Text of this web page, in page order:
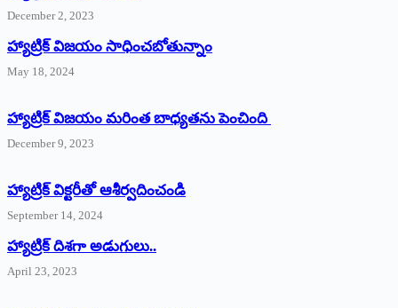
December 2, 2023
హ్యాట్రిక్‌ విజయం సాధించబోతున్నాం
May 18, 2024
హ్యాట్రిక్ విజయం మరింత బాధ్యతను పెంచింది
December 9, 2023
హ్యాట్రిక్‌ ‌విక్టరీతో ఆశీర్వదించండి
September 14, 2024
‌హ్యాట్రిక్‌ ‌దిశగా అడుగులు..
April 23, 2023